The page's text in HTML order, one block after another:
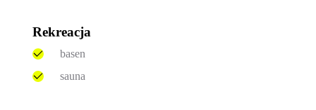
Rekreacja
basen
sauna